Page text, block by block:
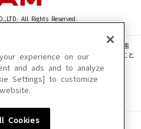
All Rights Reserved.
画像・写真・動画・音声等を、手段や形態
無断で複製、転載、ファイル化などすること
いただけない場合があります。
変更になる場合があります。
experience on our
and ads and to analyze
Settings] to customize
Cookies